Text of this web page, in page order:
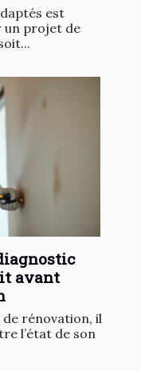
est
un projet de
avant
de rénovation, il
l’état de son